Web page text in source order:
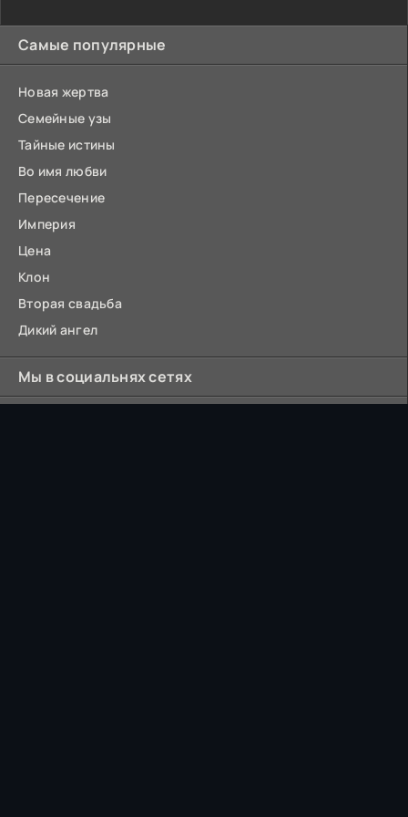
Самые популярные
Новая жертва
Семейные узы
Тайные истины
Во имя любви
Пересечение
Империя
Цена
Клон
Вторая свадьба
Дикий ангел
Мы в социальнях сетях